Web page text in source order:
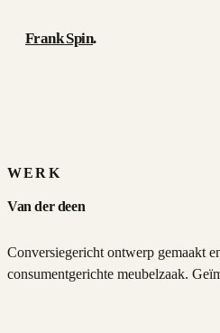
Frank Spin.
Over
CV
WERK
Van der deen
Conversiegericht ontwerp gemaakt
consumentgerichte meubelzaak.